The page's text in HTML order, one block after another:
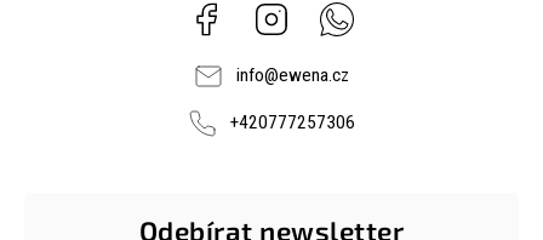
Facebook Instagram
info@ewena.cz
+420777257306
Odebírat newsletter